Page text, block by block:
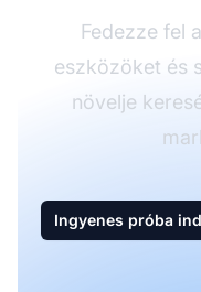
Fedezze fel
eszközöket és
növelje
Ingyenes próba